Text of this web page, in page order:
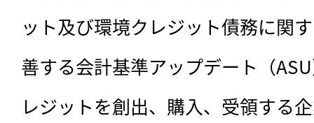
ット及び環境クレジット債務に関
善する会計基準アップデート（
レジットを創出、購入、受領する